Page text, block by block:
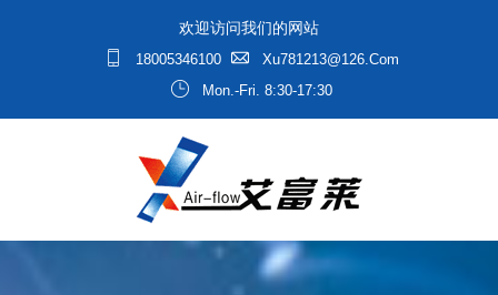
欢迎访问我们的网站
18005346100
Xu781213@126.com
Mon.-Fri. 8:30-17:30